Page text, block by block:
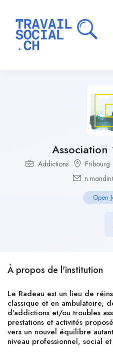
Association
Addictions Fribourg
Open
À propos de l'institution
Le Radeau est un lieu de
classique et en ambulatoire,
d’addictions et/ou troubles
prestations et activités
vers un nouvel équilibre
niveau professionnel, social